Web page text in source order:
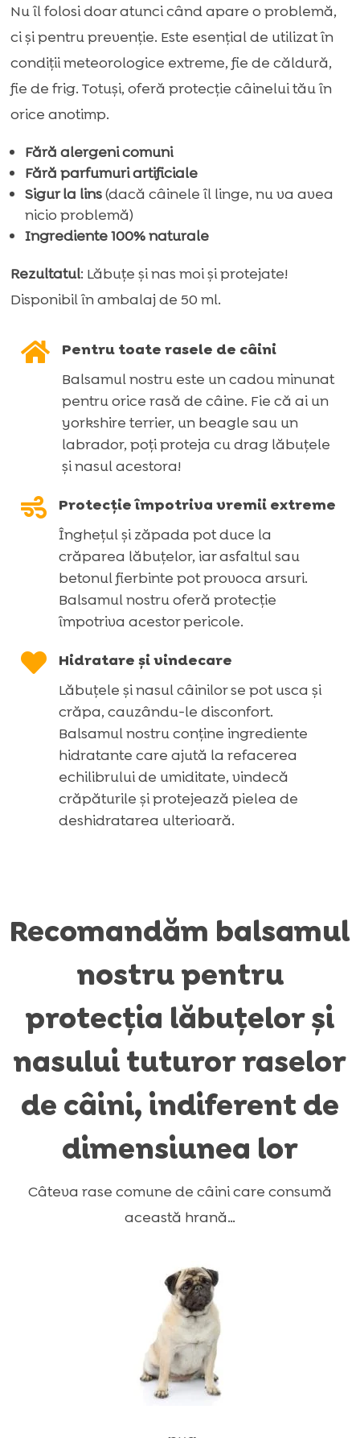
și
nas:
fără
parfum
adăugat
(pentru
îngrijire
perfectă)
–
ml
Nu îl folosi doar atunci când apare o problemă,
ci și pentru prevenție. Este esențial de utilizat în
condiții meteorologice extreme, fie de căldură,
fie de frig. Totuși, oferă protecție câinelui tău în
orice anotimp.
Fără alergeni comuni
Fără parfumuri artificiale
Sigur la lins(dacă câinele îl linge, nu va avea
nicio problemă)
Ingrediente 100% naturale
Rezultatul: Lăbuțe și nas moi și protejate!
Disponibil în ambalaj de 50 ml.

Pentru toate rasele de câini
Balsamul nostru este un cadou minunat
pentru orice rasă de câine. Fie că ai un
yorkshire terrier, un beagle sau un
labrador, poți proteja cu drag lăbuțele
și nasul acestora!

Protecție împotriva vremii extreme
Înghețul și zăpada pot duce la
crăparea lăbuțelor, iar asfaltul sau
betonul fierbinte pot provoca arsuri.
Balsamul nostru oferă protecție
împotriva acestor pericole.

Hidratare și vindecare
Lăbuțele și nasul câinilor se pot usca și
crăpa, cauzându-le disconfort.
Balsamul nostru conține ingrediente
hidratante care ajută la refacerea
echilibrului de umiditate, vindecă
crăpăturile și protejează pielea de
deshidratarea ulterioară.
Recomandăm balsamul
nostru pentru
protecția lăbuțelor și
nasului tuturor raselor
de câini, indiferent de
dimensiunea lor
Câteva rase comune de câini care consumă
această hrană…